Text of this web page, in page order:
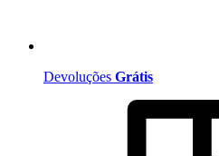
Devoluções Grátis